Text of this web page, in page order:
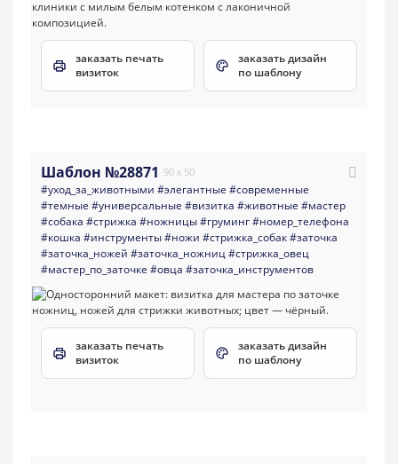
заказать печать
визиток
заказать дизайн
по шаблону
Шаблон №28871 90 x 50
#уход_за_животными #элегантные #современные
#темные #универсальные #визитка #животные #мастер
#собака #стрижка #ножницы#груминг#номер_телефона
#кошка #инструменты#ножи #стрижка_собак#заточка
#заточка_ножей #заточка_ножниц#стрижка_овец
#мастер_по_заточке #овца #заточка_инструментов
заказать печать
визиток
заказать дизайн
по шаблону